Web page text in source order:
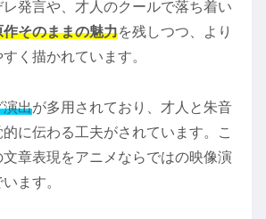
発言や、才人のクールで落ち着い
作そのままの魅力を残しつつ、より
く描かれています。
演出が多用されており、才人と朱音
に伝わる工夫がされています。こ
章表現をアニメならではの映像演
ます。